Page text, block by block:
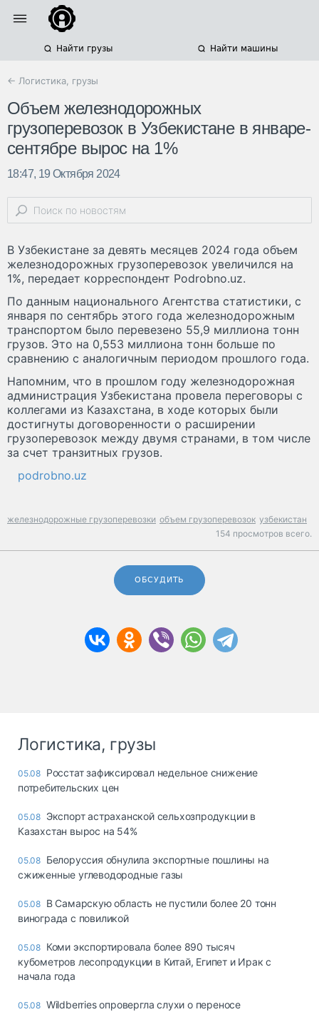
Найти грузы Найти машины
← Логистика, грузы
Объем железнодорожных
грузоперевозок в Узбекистане в январе-
сентябре вырос на 1%
18:47, 19 Октября 2024
В Узбекистане за девять месяцев 2024 года объем
железнодорожных грузоперевозок увеличился на
1%, передает корреспондент Podrobno.uz.
По данным национального Агентства статистики, с
января по сентябрь этого года железнодорожным
транспортом было перевезено 55,9 миллиона тонн
грузов. Это на 0,553 миллиона тонн больше по
сравнению с аналогичным периодом прошлого года.
Напомним, что в прошлом году железнодорожная
администрация Узбекистана провела переговоры с
коллегами из Казахстана, в ходе которых были
достигнуты договоренности о расширении
грузоперевозок между двумя странами, в том числе
за счет транзитных грузов.
podrobno.uz
железнодорожные грузоперевозки объем грузоперевозок узбекистан
154 просмотров всего.
ОБСУДИТЬ
Логистика, грузы
05.08 Росстат зафиксировал недельное снижение
потребительских цен
05.08 Экспорт астраханской сельхозпродукции в
Казахстан вырос на 54%
05.08 Белоруссия обнулила экспортные пошлины на
сжиженные углеводородные газы
05.08 В Самарскую область не пустили более 20 тонн
винограда с повиликой
05.08 Коми экспортировала более 890 тысяч
кубометров лесопродукции в Китай, Египет и Ирак с
начала года
05.08 Wildberries опровергла слухи о переносе